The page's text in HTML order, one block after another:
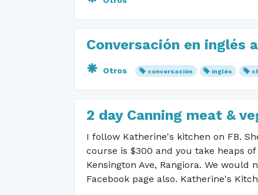
Conversación en inglés
Otros conversación inglés
2 day Canning meat &
I follow Katherine's kitchen on FB.
course is $300 and you take heaps
Kensington Ave, Rangiora. We
Facebook page also. Katherine's